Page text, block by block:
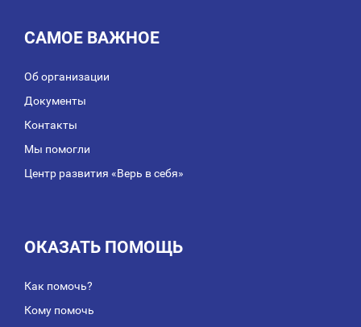
САМОЕ ВАЖНОЕ
Об организации
Документы
Контакты
Мы помогли
Центр развития «Верь в себя»
ОКАЗАТЬ ПОМОЩЬ
Как помочь?
Кому помочь